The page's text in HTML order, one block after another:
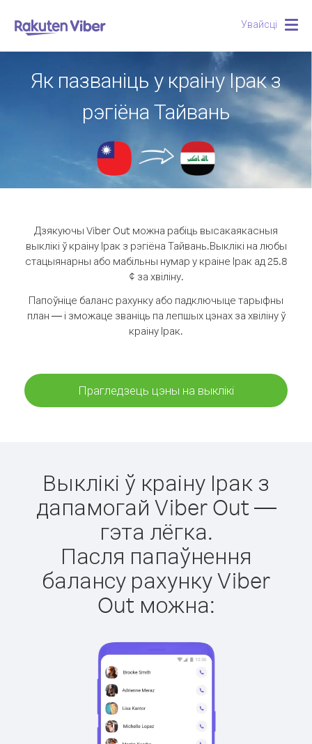
Увайсці
Як пазваніць у краіну Ірак з
рэгіёна Тайвань
Дзякуючы Viber Out можна рабіць высакаякасныя
выклікі ў краіну Ірак з рэгіёна Тайвань.Выклікі на любы
стацыянарны або мабільны нумар у краіне Ірак ад 25.8
¢ за хвіліну.
Папоўніце баланс рахунку або падключыце тарыфны
план — і зможаце званіць па лепшых цэнах за хвіліну ў
краіну Ірак.
Прагледзець цэны на выклікі
Выклікі ў краіну Ірак з
дапамогай Viber Out —
гэта лёгка.
Пасля папаўнення
балансу рахунку Viber
Out можна: